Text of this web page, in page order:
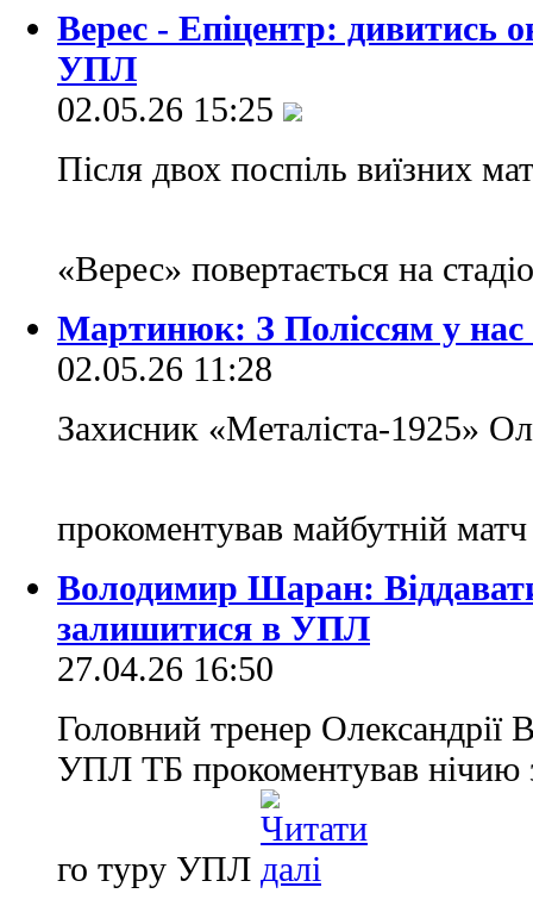
Верес - Епіцентр: дивитись
УПЛ
02.05.26 15:25
Після двох поспіль виїзних
«Верес» повертається на
Мартинюк: З Поліссям у нас
02.05.26 11:28
Захисник «Металіста-1925»
прокоментував майбутній
Володимир Шаран:
залишитися в УПЛ
27.04.26 16:50
Головний тренер
УПЛ ТБ прокоментував нічию
го туру УПЛ